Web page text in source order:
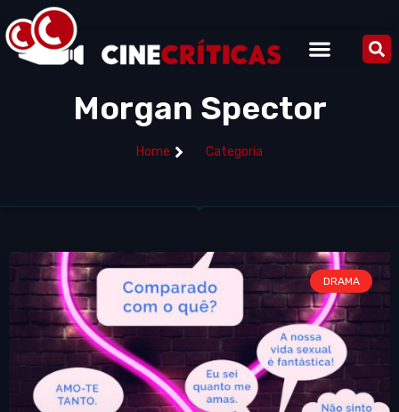
Morgan Spector
Home Categoria
DRAMA